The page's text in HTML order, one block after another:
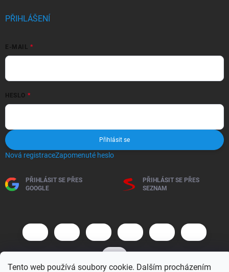
Tento web používá soubory cookie. Dalším procházením
PŘIHLÁŠENÍ
E-MAIL
HESLO
Přihlásit se
Nová registraceZapomenuté heslo
PŘIHLÁSIT SE PŘES
GOOGLE
PŘIHLÁSIT SE PŘES
SEZNAM